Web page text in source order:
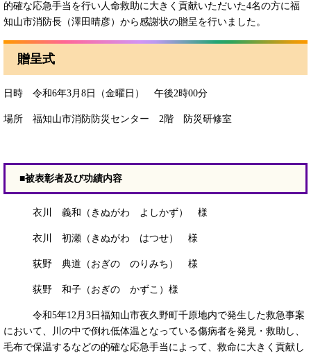
的確な応急手当を行い人命救助に大きく貢献いただいた4名の方に福
知山市消防長（澤田晴彦）から感謝状の贈呈を行いました。
贈呈式
日時 令和6年3月8日（金曜日） 午後2時00分
場所 福知山市消防防災センター 2階 防災研修室
■被表彰者及び功績内容
衣川 義和（きぬがわ よしかず） 様
衣川 初瀬（きぬがわ はつせ） 様
荻野 典道（おぎの のりみち） 様
荻野 和子（おぎの かずこ）様
令和5年12月3日福知山市夜久野町千原地内で発生した救急事案
において、川の中で倒れ低体温となっている傷病者を発見・救助し、
毛布で保温するなどの的確な応急手当によって、救命に大きく貢献し